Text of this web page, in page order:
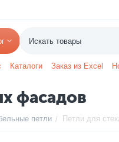
Каталоги Заказ из Excel
фасадов
петли / Петли для